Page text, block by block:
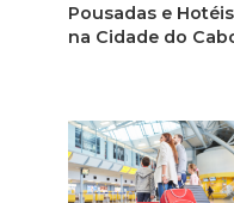
Pousadas e Hotéis
na Cidade do